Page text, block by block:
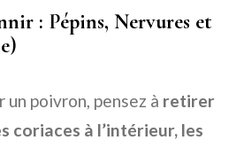
: Pépins, Nervures et
poivron, pensez à retirer
coriaces à l’intérieur, les